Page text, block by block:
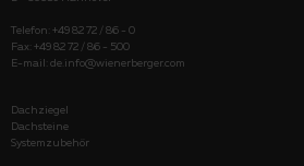
Telefon: +49 82 72 / 86 - 0
Fax: +49 82 72 / 86 - 500
E-mail: de.info@wienerberger.com
Dachziegel
Dachsteine
Systemzubehör